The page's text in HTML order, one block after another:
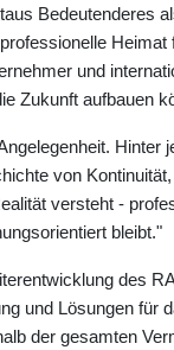
Bedeutenderes
und
Zukunft aufbauen
Hinter
von
versteht -
bleibt."
des
und Lösungen für
der gesamten